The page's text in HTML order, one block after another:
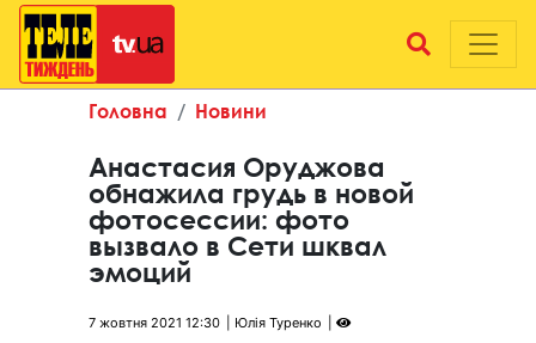
Головна Новини
Анастасия Оруджова
обнажила грудь в новой
фотосессии: фото
вызвало в Сети шквал
эмоций
7 жовтня 2021 12:30 Юлія Туренко